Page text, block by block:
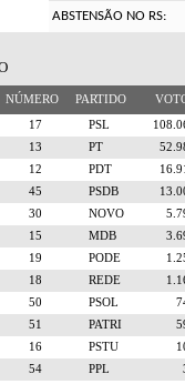
ABSTENSÃO NO RS:
NÚMERO PARTIDO
17 PSL
13 PT
12 PDT
45 PSDB
30 NOVO
15 MDB
19 PODE
18 REDE
50 PSOL
51 PATRI
16 PSTU
54 PPL